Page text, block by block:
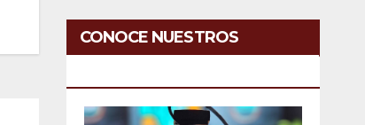
CONOCE NUESTROS